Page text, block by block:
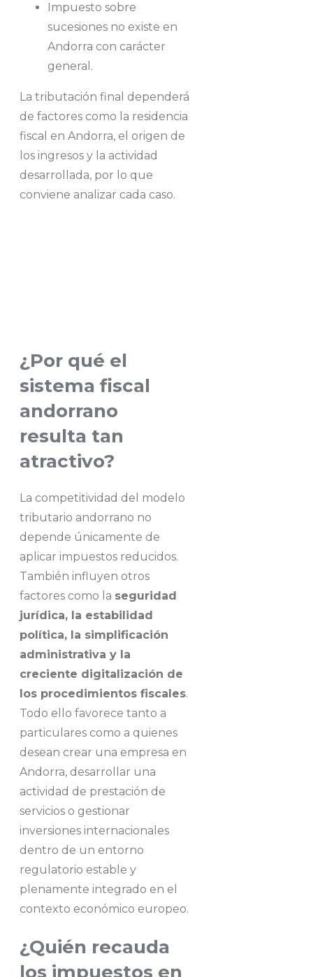
Impuesto sobre
sucesiones no existe en
Andorra con carácter
general.
La tributación final dependerá
de factores como la residencia
fiscal en Andorra, el origen de
los ingresos y la actividad
desarrollada, por lo que
conviene analizar cada caso.
¿Por qué el
sistema fiscal
andorrano
resulta tan
atractivo?
La competitividad del modelo
tributario andorrano no
depende únicamente de
aplicar impuestos reducidos.
También influyen otros
factores como la seguridad
jurídica, la estabilidad
política, la simplificación
administrativa y la
creciente digitalización de
los procedimientos fiscales.
Todo ello favorece tanto a
particulares como a quienes
desean crear una empresa en
Andorra, desarrollar una
actividad de prestación de
servicios o gestionar
inversiones internacionales
dentro de un entorno
regulatorio estable y
plenamente integrado en el
contexto económico europeo.
¿Quién recauda
los impuestos en